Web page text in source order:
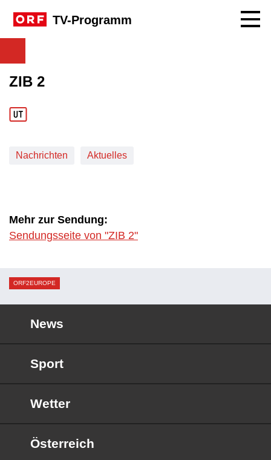
TV-Programm
ZIB 2
Nachrichten Aktuelles
Mehr zur Sendung:
Sendungsseite von "ZIB 2"
ORF2EUROPE
News
Sport
Wetter
Österreich